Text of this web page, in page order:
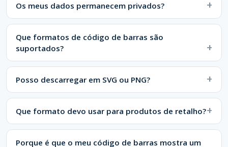
Os meus dados permanecem privados?
Que formatos de código de barras são
suportados?
Posso descarregar em SVG ou PNG?
Que formato devo usar para produtos de retalho?
Porque é que o meu código de barras mostra um